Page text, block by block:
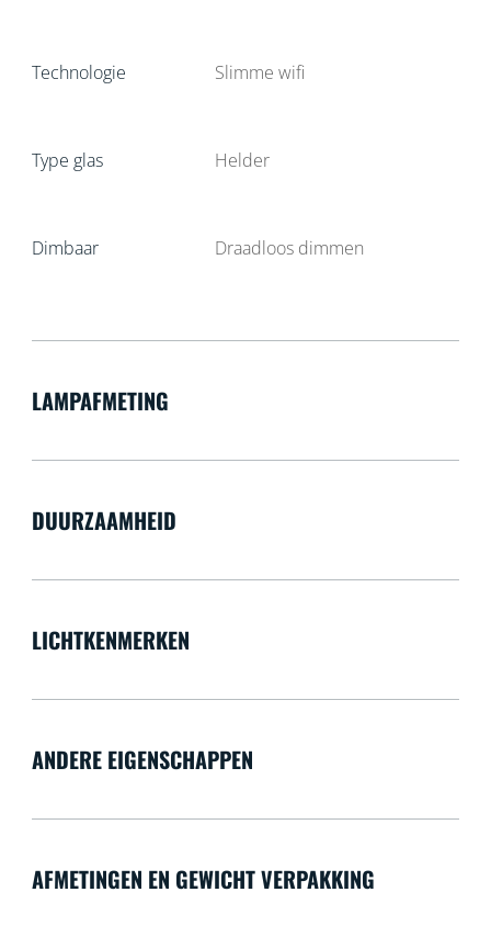
Technologie Slimme wifi
Type glas Helder
Dimbaar Draadloos dimmen
LAMPAFMETING
DUURZAAMHEID
LICHTKENMERKEN
ANDERE EIGENSCHAPPEN
AFMETINGEN EN GEWICHT VERPAKKING